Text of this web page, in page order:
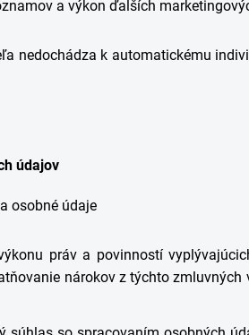
a výkon ďalších
nedochádza k automatickému
údajov
osobné údaje
práv a povinností
nárokov z týchto